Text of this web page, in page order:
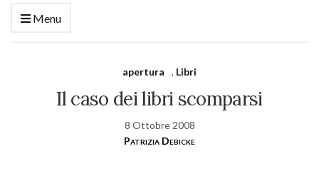
Menu
apertura , Libri
Il caso dei libri scomparsi
8 Ottobre 2008
Patrizia Debicke